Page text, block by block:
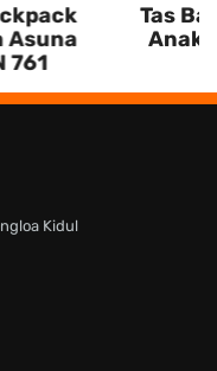
Asuna
761
Tas
Anak
Kidul